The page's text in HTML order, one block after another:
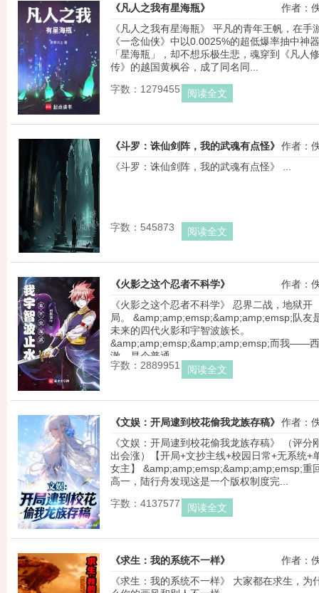
《凡人之我有星海瓶》
作者：
《凡人之我有星海瓶》 平凡的青年王帆，在手
《一念仙侠》中以0.0025%的超低爆率抽中神器
「星海瓶」，却不想乐极生悲，魂穿到《凡人
传》的越国黄枫谷，成了同名同...
字数：1279455
阅读全文
《斗罗：诛仙剑阵，我的武魂有点怪》 作者：
《斗罗：诛仙剑阵，我的武魂有点怪》 ...
字数：545873 阅读全文
《火影之这个忍者不科学》
作者：
《火影之这个忍者不科学》 忍界二战，地狱开
局。 &amp;amp;emsp;&amp;amp;emsp;队友
未来的四代火影和宇智波族长。
&amp;amp;emsp;&amp;amp;emsp;而我——
澈，是个普通...
字数：2889951
阅读全文
《文娱：开局逮到校花偷我龙族存稿》 作者：
《文娱：开局逮到校花偷我龙族存稿》 （评分
出会涨）【开局+文抄主线+校园日常+无系统+
女主】 &amp;amp;emsp;&amp;amp;emsp;重
高一，陆行舟发现这是一个版权制度完...
字数：4137577
阅读全文
《求生：我的系统不一样》
作者：
《求生：我的系统不一样》 大家都在求生，为